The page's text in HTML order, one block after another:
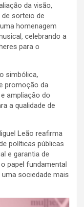
da visão,
sorteio de
homenagem
celebrando a
para o
simbólica,
promoção da
ampliação do
a qualidade de
Leão reafirma
políticas públicas
e garantia de
papel fundamental
sociedade mais